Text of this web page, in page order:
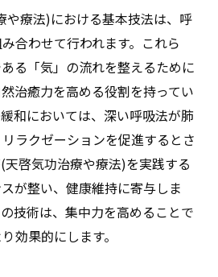
活性化するための手法
や療法で活性化するクンダリ
ラの統合的アプローチ
や療法で活性化する各チャク
への効果
治療や療法)でストレスを軽
合う方法
気胸に与える影響
気功治療や療法)によるストレ
や療法)における基本技法は、呼
合わせて行われます。これら
る「気」の流れを整えるために
治癒力を高める役割を持ってい
和においては、深い呼吸法が肺
ラクゼーションを促進するとさ
啓気功治療や療法)を実践する
が整い、健康維持に寄与しま
技術は、集中力を高めることで
効果的にします。